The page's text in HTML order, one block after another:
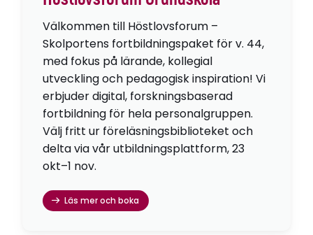
Välkommen till Höstlovsforum –
Skolportens fortbildningspaket för v. 44,
med fokus på lärande, kollegial
utveckling och pedagogisk inspiration! Vi
erbjuder digital, forskningsbaserad
fortbildning för hela personalgruppen.
Välj fritt ur föreläsningsbiblioteket och
delta via vår utbildningsplattform, 23
okt–1 nov.
Läs mer och boka